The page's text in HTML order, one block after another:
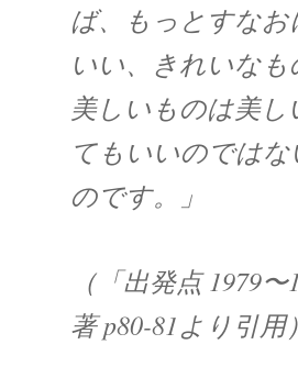
ば、もっとすな
いい、きれいなも
美しいものは美し
てもいいのでは
のです。」
（「出発点 1979
著 p80-81より引用）